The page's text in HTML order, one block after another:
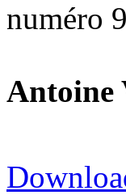
numéro
Antoine